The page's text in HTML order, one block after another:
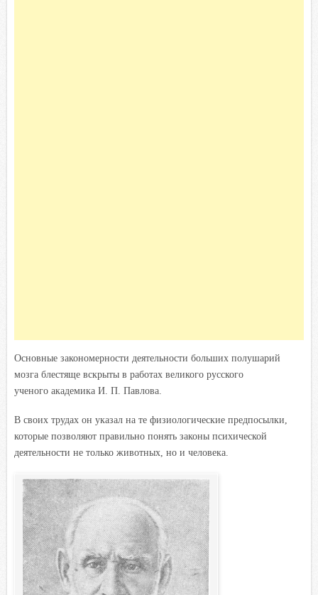
Основные закономерности деятельности больших полушарий
мозга блестяще вскрыты в работах великого русского
ученого академика И. П. Павлова.
В своих трудах он указал на те физиологические предпосылки,
которые позволяют правильно понять законы психической
деятельности не только животных, но и человека.